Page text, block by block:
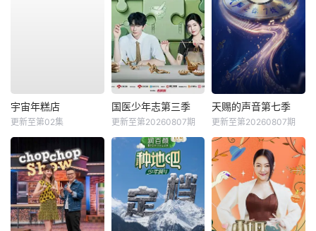
宇宙年糕店
更新至第02集
国医少年志第三季
更新至第20260807期
天赐的声音第七季
更新至第20260807期